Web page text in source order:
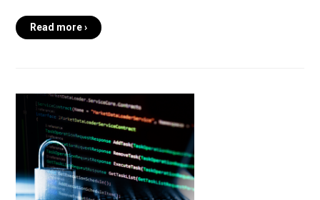
Read more ›